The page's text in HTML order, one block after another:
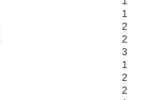
1
2
2
3
1
2
2